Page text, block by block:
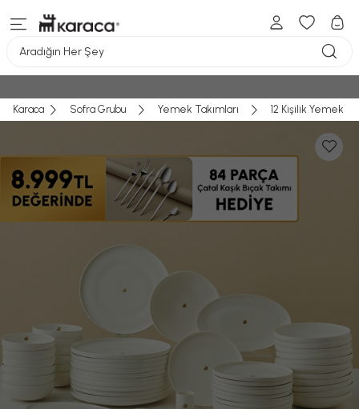
Aradığın Her Şey
Karaca Sofra Grubu Yemek Takımları 12 Kişilik Yemek